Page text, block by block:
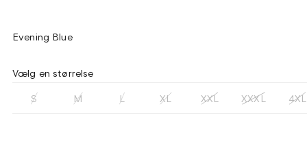
Evening Blue
Vælg en størrelse
S M L XL XXL XXXL 4XL